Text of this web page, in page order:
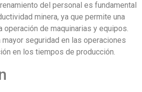
del personal es fundamental
minera, ya que permite una
operación de maquinarias y equipos.
seguridad en las operaciones
en los tiempos de producción.